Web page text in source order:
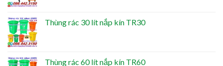
Thùng rác 30 lít nắp kín TR30
Thùng rác 60 lít nắp kín TR60